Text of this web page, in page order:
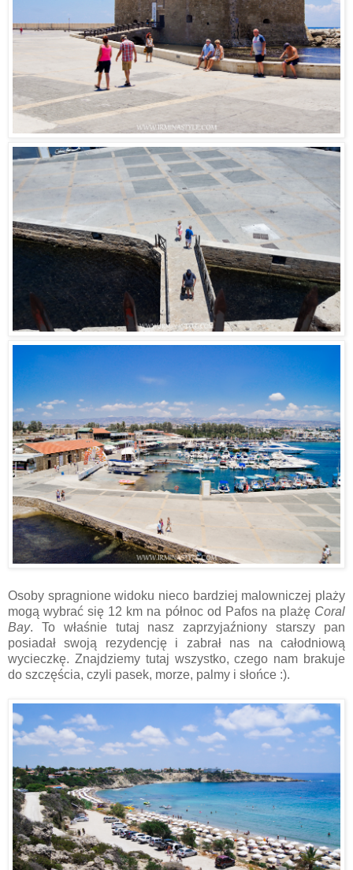
Osoby spragnione widoku nieco bardziej malowniczej plaży
mogą wybrać się 12 km na północ od Pafos na plażę Coral
Bay. To właśnie tutaj nasz zaprzyjaźniony starszy pan
posiadał swoją rezydencję i zabrał nas na całodniową
wycieczkę. Znajdziemy tutaj wszystko, czego nam brakuje
do szczęścia, czyli pasek, morze, palmy i słońce :).